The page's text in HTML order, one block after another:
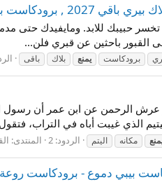
بي بي كره 2027
حبيبك للابد. ومايفيدك حتى
القبور باحثين عن قبري فلن...
برودكاست يمنع بلاك باقى
عرش الرحمن عن ابن عمر أن رسول
الذي غيبت أباه في التراب،
مكانه اليتم الردود: 2 المنتدى:
بيبي دموع - برودكاست روعة 2027